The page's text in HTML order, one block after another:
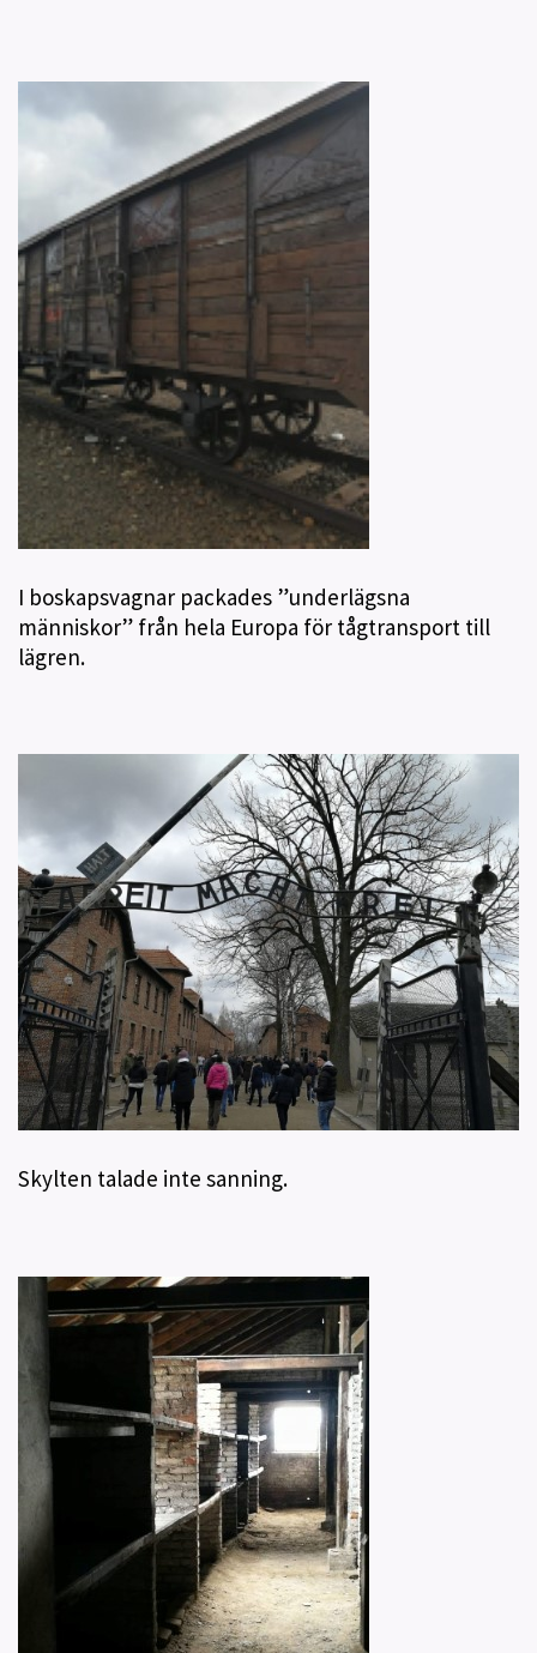
I boskapsvagnar packades ”underlägsna
människor” från hela Europa för tågtransport till
lägren.
Skylten talade inte sanning.